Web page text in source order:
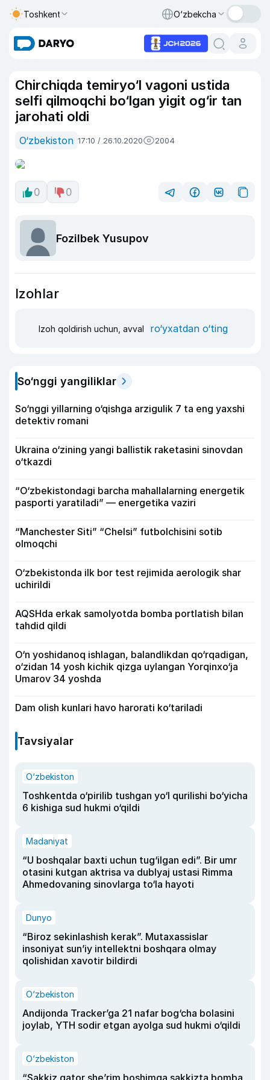
Toshkent O‘zbekcha
Chirchiqda temiryo‘l vagoni ustida
selfi qilmoqchi bo‘lgan yigit og‘ir tan
jarohati oldi
O‘zbekiston 17:10 / 26.10.2020 2004
0 0
Fozilbek Yusupov
Izohlar
Izoh qoldirish uchun, avval ro‘yxatdan o‘ting
So‘nggi yangiliklar
So‘nggi yillarning o‘qishga arzigulik 7 ta eng yaxshi
detektiv romani
Ukraina o‘zining yangi ballistik raketasini sinovdan
o‘tkazdi
“O‘zbekistondagi barcha mahallalarning energetik
pasporti yaratiladi” — energetika vaziri
“Manchester Siti” “Chelsi” futbolchisini sotib
olmoqchi
O‘zbekistonda ilk bor test rejimida aerologik shar
uchirildi
AQSHda erkak samolyotda bomba portlatish bilan
tahdid qildi
O‘n yoshidanoq ishlagan, balandlikdan qo‘rqadigan,
o‘zidan 14 yosh kichik qizga uylangan Yorqinxo‘ja
Umarov 34 yoshda
Dam olish kunlari havo harorati ko‘tariladi
Tavsiyalar
O‘zbekiston
Toshkentda o‘pirilib tushgan yo‘l qurilishi bo‘yicha
6 kishiga sud hukmi o‘qildi
Madaniyat
“U boshqalar baxti uchun tug‘ilgan edi”. Bir umr
otasini kutgan aktrisa va dublyaj ustasi Rimma
Ahmedovaning sinovlarga to‘la hayoti
Dunyo
“Biroz sekinlashish kerak”. Mutaxassislar
insoniyat sun’iy intellektni boshqara olmay
qolishidan xavotir bildirdi
O‘zbekiston
Andijonda Tracker’ga 21 nafar bog‘cha bolasini
joylab, YTH sodir etgan ayolga sud hukmi o‘qildi
O‘zbekiston
“Sakkiz qator she’rim boshimga sakkizta bomba